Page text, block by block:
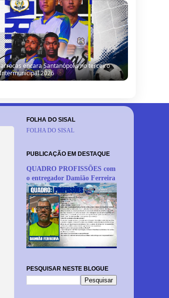
encara Santanópolis no terceiro
2026
FOLHA DO SISAL
FOLHA DO SISAL
PUBLICAÇÃO EM DESTAQUE
QUADRO PROFISSÕES com
o entregador Damião Ferreira
PESQUISAR NESTE BLOGUE